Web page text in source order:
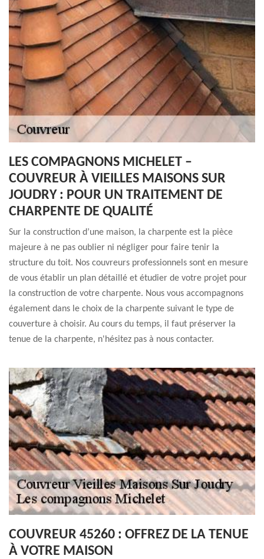
LES COMPAGNONS MICHELET –
COUVREUR À VIEILLES MAISONS SUR
JOUDRY : POUR UN TRAITEMENT DE
CHARPENTE DE QUALITÉ
Sur la construction d’une maison, la charpente est la pièce
majeure à ne pas oublier ni négliger pour faire tenir la
structure du toit. Nos couvreurs professionnels sont en mesure
de vous établir un plan détaillé et étudier de votre projet pour
la construction de votre charpente. Nous vous accompagnons
également dans le choix de la charpente suivant le type de
couverture à choisir. Au cours du temps, il faut préserver la
tenue de la charpente, n'hésitez pas à nous contacter.
COUVREUR 45260 : OFFREZ DE LA TENUE
À VOTRE MAISON